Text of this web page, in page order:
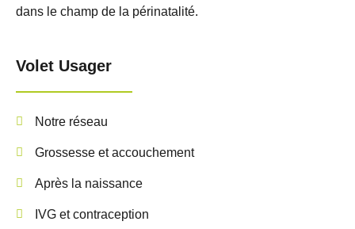
dans le champ de la périnatalité.
Volet Usager
Notre réseau
Grossesse et accouchement
Après la naissance
IVG et contraception